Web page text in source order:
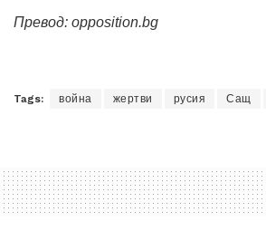
Превод: opposition.bg
Tags: война жертви русия Сащ